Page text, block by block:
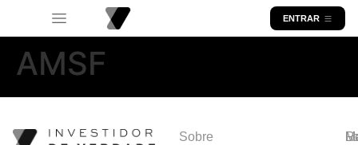
ENTRAR
AMSF
Sobre